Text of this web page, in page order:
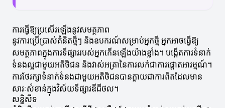
ការធ្វើឱ្យប្រសើរឡើងនូវសមត្ថភាព
នូវការប្រើប្រាស់គំនិតថ្មីៗ និងឧបករណ៍សម្រាប់អ្នកថ្មី អ្នកអាចធ្វើឱ្យ
សមត្ថភាពក្នុងការទីផ្សាររបស់អ្នកកើនឡើងយ៉ាងខ្លាំង។ បង្កើតការទំនាក់
ទំនងល្អជាមួយអតិថិជន និងវាស់អត្រានៃការលក់ជាការផ្តោតអារម្មណ៍។
ការថែរក្សាទំនាក់ទំនងជាមួយអតិថិជនបានក្លាយជាការពិតដែលមាន
សារៈសំខាន់ក្នុងវិស័យទីផ្សារឌីជីថល។
សន្និសីទ